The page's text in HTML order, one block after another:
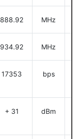
888.92 MHz
934.92 MHz
17353 bps
+ 31 dBm